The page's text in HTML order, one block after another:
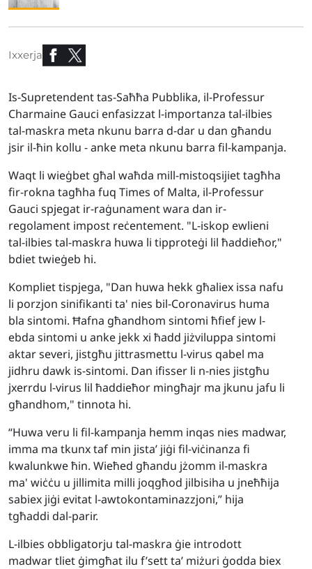
Ixxerja
Is-Supretendent tas-Saħħa Pubblika, il-Professur
Charmaine Gauci enfasizzat l-importanza tal-ilbies
tal-maskra meta nkunu barra d-dar u dan għandu
jsir il-ħin kollu - anke meta nkunu barra fil-kampanja.
Waqt li wieġbet għal waħda mill-mistoqsijiet tagħha
fir-rokna tagħha fuq Times of Malta, il-Professur
Gauci spjegat ir-raġunament wara dan ir-
regolament impost reċentement. "L-iskop ewlieni
tal-ilbies tal-maskra huwa li tipproteġi lil ħaddieħor,"
bdiet twieġeb hi.
Kompliet tispjega, "Dan huwa hekk għaliex issa nafu
li porzjon sinifikanti ta' nies bil-Coronavirus huma
bla sintomi. Ħafna għandhom sintomi ħfief jew l-
ebda sintomi u anke jekk xi ħadd jiżviluppa sintomi
aktar severi, jistgħu jittrasmettu l-virus qabel ma
jidhru dawk is-sintomi. Dan ifisser li n-nies jistgħu
jxerrdu l-virus lil ħaddieħor mingħajr ma jkunu jafu li
għandhom," tinnota hi.
“Huwa veru li fil-kampanja hemm inqas nies madwar,
imma ma tkunx taf min jista’ jiġi fil-viċinanza fi
kwalunkwe ħin. Wieħed għandu jżomm il-maskra
ma' wiċċu u jillimita milli joqgħod jilbisiha u jneħħija
sabiex jiġi evitat l-awtokontaminazzjoni,” hija
tgħaddi dal-parir.
L-ilbies obbligatorju tal-maskra ġie introdott
madwar tliet ġimgħat ilu f’sett ta’ miżuri ġodda biex